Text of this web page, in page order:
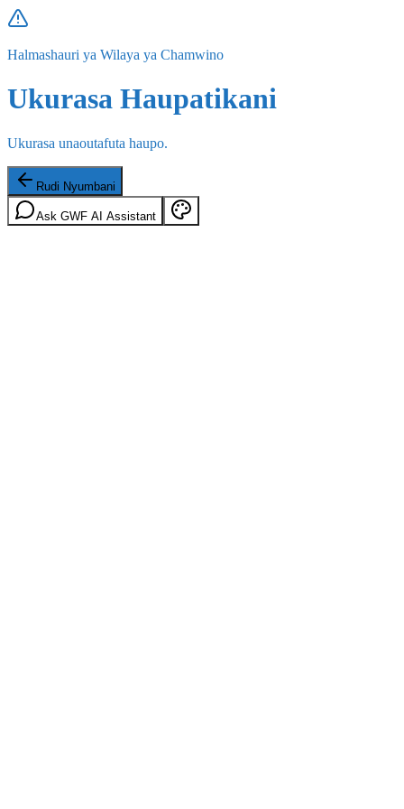
Halmashauri ya Wilaya ya Chamwino
Ukurasa Haupatikani
Ukurasa unaoutafuta haupo.
Rudi Nyumbani
Ask GWF AI Assistant